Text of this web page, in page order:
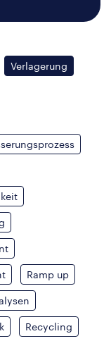
Verlagerung
Ramp up
Recycling